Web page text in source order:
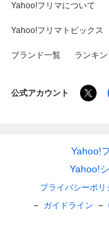
Yahoo!フリマについて
Yahoo!フリマトピックス
ブランド一覧 ランキ
公式アカウント
Yahoo!
Yahoo!
プライバシーポリ
ガイドライン